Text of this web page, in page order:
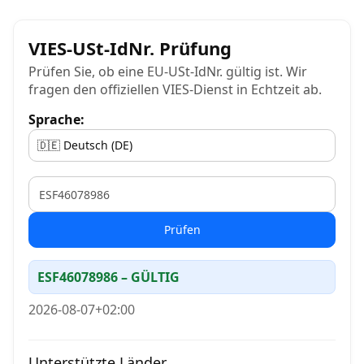
VIES-USt-IdNr. Prüfung
Prüfen Sie, ob eine EU-USt-IdNr. gültig ist. Wir
fragen den offiziellen VIES-Dienst in Echtzeit ab.
Sprache:
Prüfen
ESF46078986 – GÜLTIG
2026-08-07+02:00